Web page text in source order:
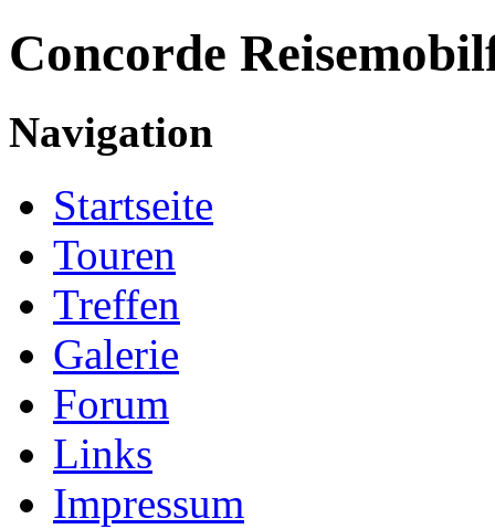
Concorde
Navigation
Startseite
Touren
Treffen
Galerie
Forum
Links
Impressum